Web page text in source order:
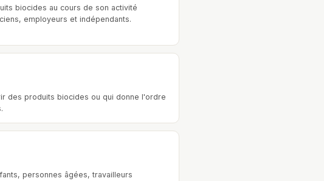
biocides au cours de son activité
employeurs et indépendants.
des produits biocides ou qui donne l'ordre
personnes âgées, travailleurs